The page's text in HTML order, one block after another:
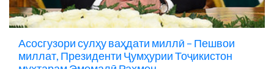
Асосгузори сулҳу ваҳдати миллӣ – Пешвои
миллат, Президенти Ҷумҳурии Тоҷикистон